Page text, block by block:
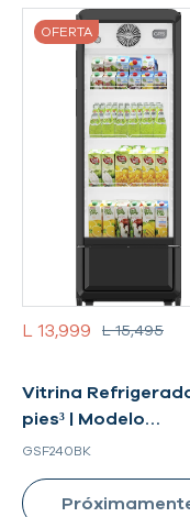
OFERTA
L 13,999 L 15,495
Vitrina
pies³ | Modelo
GSF240BK
GSF240BK